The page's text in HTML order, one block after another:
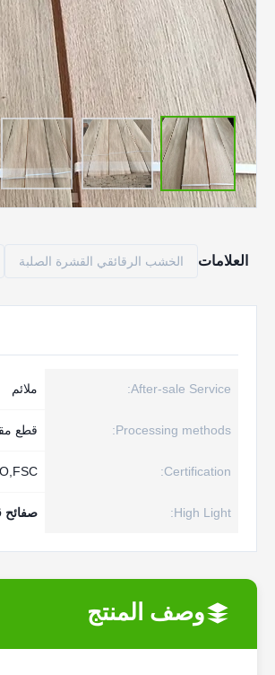
العلامات الخشب الرقائقي القشرة الصلبة
After-sale Service: ملائم
Processing methods: قطع
Certification:
High Light: صفائح
وصف المنتج